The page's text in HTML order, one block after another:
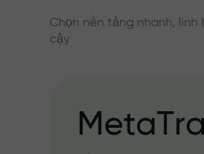
Chọn nền tảng nhanh,
cậy